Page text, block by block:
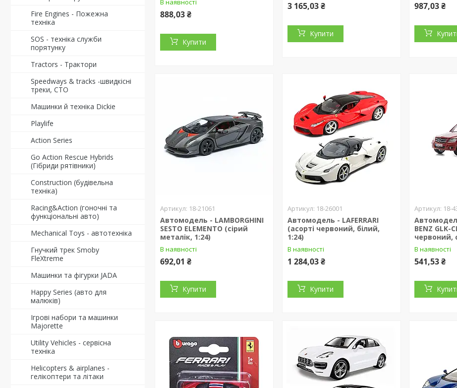
Fire Engines - Пожежна
техніка
SOS - техніка служби
порятунку
Tractors - Трактори
Speedways & tracks -швидкісні
треки, СТО
Машинки й техніка Dickie
Playlife
Action Series
Go Action Rescue Hybrids
(Гібриди рятівники)
Construction (будівельна
техніка)
Racing&Action (гоночні та
функціональні авто)
Mechanical Toys - автотехніка
Гнучкий трек Smoby
FleXtreme
Машинки та фігурки JADA
Happy Series (авто для
малюків)
Ігрові набори та машинки
Majorette
Utility Vehicles - сервісна
техніка
Helicopters & airplanes -
гелікоптери та літаки
В наявності
888,03 ₴
Купити
3 165,03 ₴
Купити
987,03 ₴
18-21061
Автомодель - LAMBORGHINI
SESTO ELEMENTO (сірий
металік, 1:24)
В наявності
692,01 ₴
Купити
18-26001
Автомодель - LAFERRARI
(асорті червоний, білий,
1:24)
В наявності
1 284,03 ₴
Купити
18-
BENZ GLK-
червоний,
В наявності
541,53 ₴